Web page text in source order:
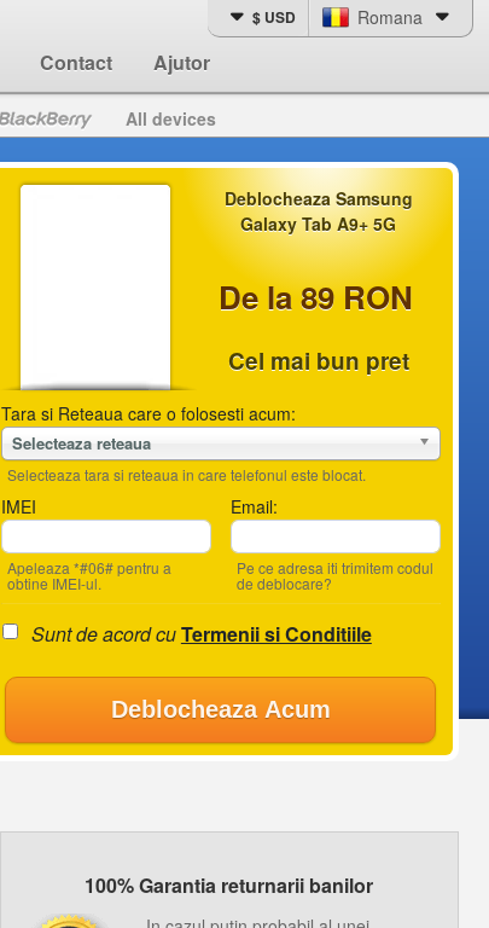
Contact Ajutor
$ USD Romana
All devices
Deblocheaza Samsung
Galaxy Tab A9+ 5G
De la 89 RON
Cel mai bun pret
Tara si Reteaua care o folosesti acum:
Selecteaza reteaua
Selecteaza tara si reteaua in care telefonul este blocat.
IMEI
Apeleaza *#06# pentru a
obtine IMEI-ul.
Email:
Pe ce adresa iti trimitem codul
de deblocare?
Sunt de acord cuTermenii si Conditiile
Deblocheaza Acum
100% Garantia returnarii banilor